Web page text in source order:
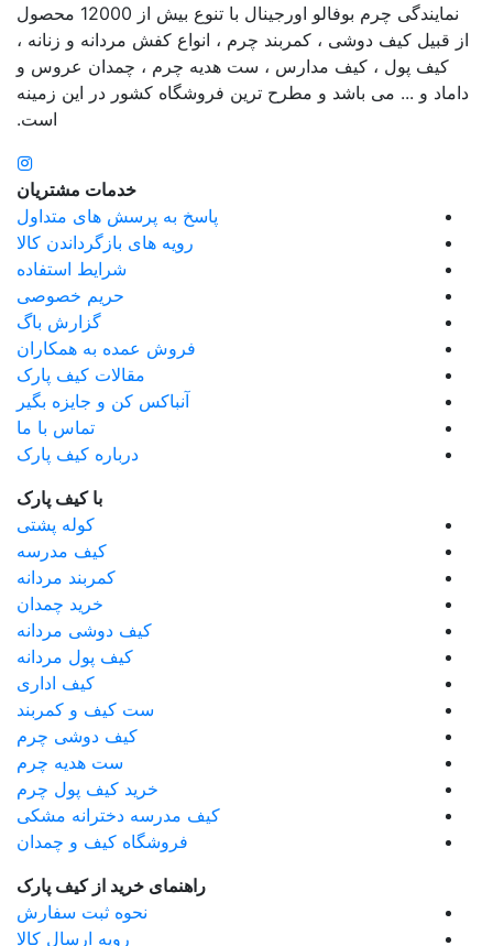
نمایندگی چرم بوفالو اورجینال با تنوع بیش از 12000 محصول
از قبیل کیف دوشی ، کمربند چرم ، انواع کفش مردانه و زنانه ،
کیف پول ، کیف مدارس ، ست هدیه چرم ، چمدان عروس و
داماد و ... می باشد و مطرح ترین فروشگاه کشور در این زمینه
است.
خدمات مشتریان
پاسخ به پرسش های متداول
رویه های بازگرداندن کالا
شرایط استفاده
حریم خصوصی
گزارش باگ
فروش عمده به همکاران
مقالات کیف پارک
آنباکس کن و جایزه بگیر
تماس با ما
درباره کیف پارک
با کیف پارک
کوله پشتی
کیف مدرسه
کمربند مردانه
خرید چمدان
کیف دوشی مردانه
کیف پول مردانه
کیف اداری
ست کیف و کمربند
کیف دوشی چرم
ست هدیه چرم
خرید کیف پول چرم
کیف مدرسه دخترانه مشکی
فروشگاه کیف و چمدان
راهنمای خرید از کیف پارک
نحوه ثبت سفارش
رویه ارسال کالا